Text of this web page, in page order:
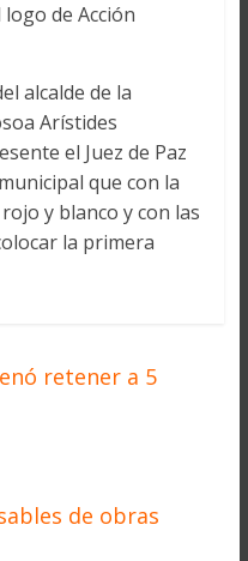
de Acción
alcalde de la
Arístides
el Juez de Paz
que con la
y blanco y con las
la primera
retener a 5
de obras